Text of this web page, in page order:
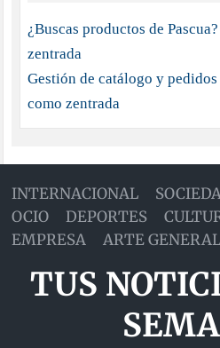
¿Buscas productos de
zentrada
Gestión de catálogo y
como zentrada
INTERNACIONAL
OCIO
DEPORTES
EMPRESA
ARTE GENERAL
TUS